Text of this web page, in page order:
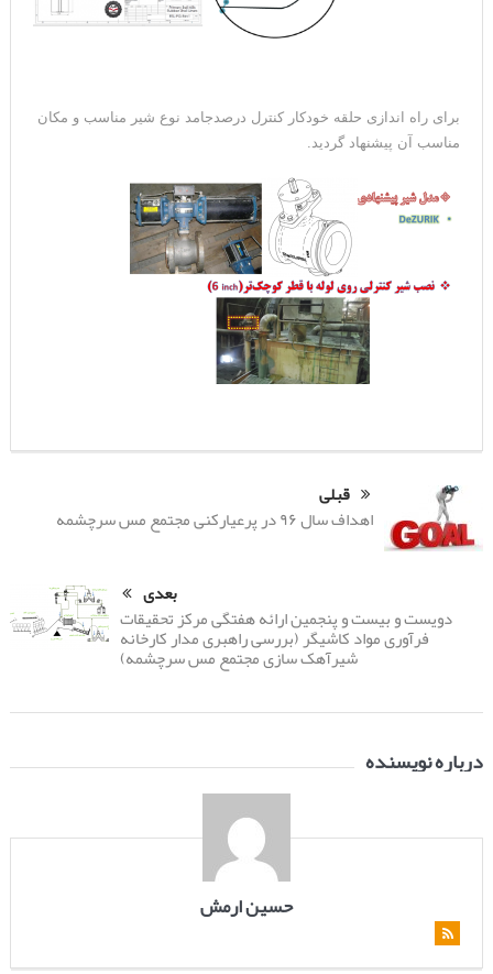
برای راه اندازی حلقه خودکار کنترل درصدجامد نوع شیر مناسب و مکان
مناسب آن پیشنهاد گردید.
قبلی
اهداف سال ۹۶ در پرعیارکنی مجتمع مس سرچشمه
بعدی
دویست و بیست و پنجمین ارائه هفتگی مرکز تحقیقات
فرآوری مواد کاشیگر (بررسی راهبری مدار کارخانه
شیرآهک سازی مجتمع مس سرچشمه)
درباره نویسنده
حسین ارمش